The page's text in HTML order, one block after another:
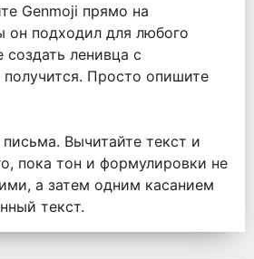
Genmoji прямо на
он подходил для любого
создать ленивца с
Просто опишите
Вычитайте текст и
пока тон и формулировки не
а затем одним касанием
текст.